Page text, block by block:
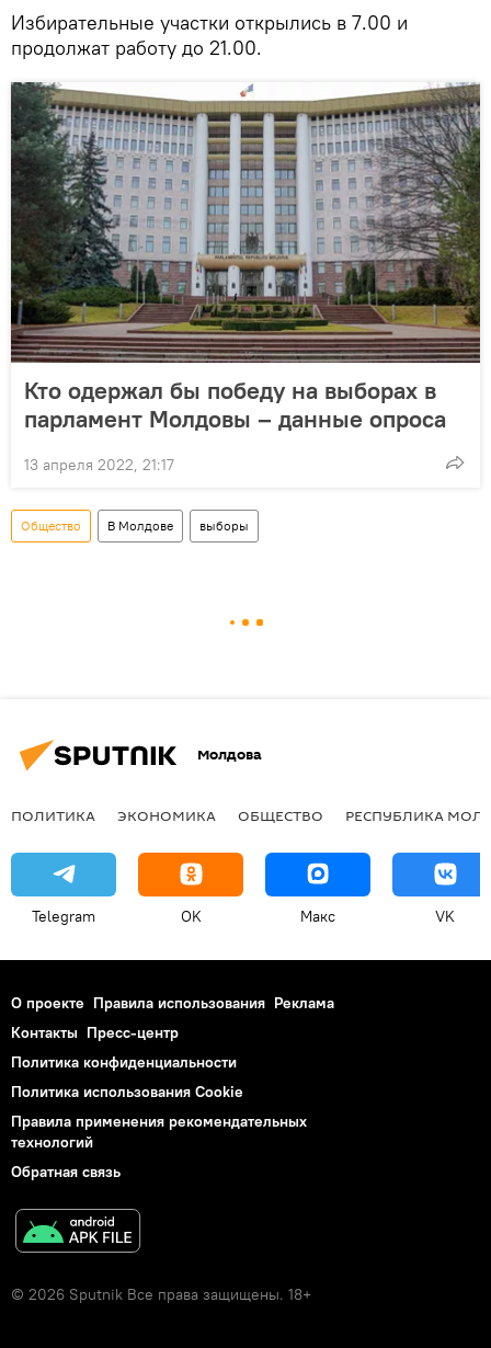
Избирательные участки открылись в 7.00 и
продолжат работу до 21.00.
Кто одержал бы победу на выборах в
парламент Молдовы – данные опроса
13 апреля 2022, 21:17
Общество В Молдове выборы
Молдова
ПОЛИТИКА ЭКОНОМИКА ОБЩЕСТВО РЕСПУБЛИКА
Telegram OK Макс VK
О проекте Правила использования Реклама
Контакты Пресс-центр
Политика конфиденциальности
Политика использования Cookie
Правила применения рекомендательных
технологий
Обратная связь
© 2026 Sputnik Все права защищены. 18+